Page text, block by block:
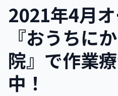
2021年4月
『おうちに
院』で作業
中！